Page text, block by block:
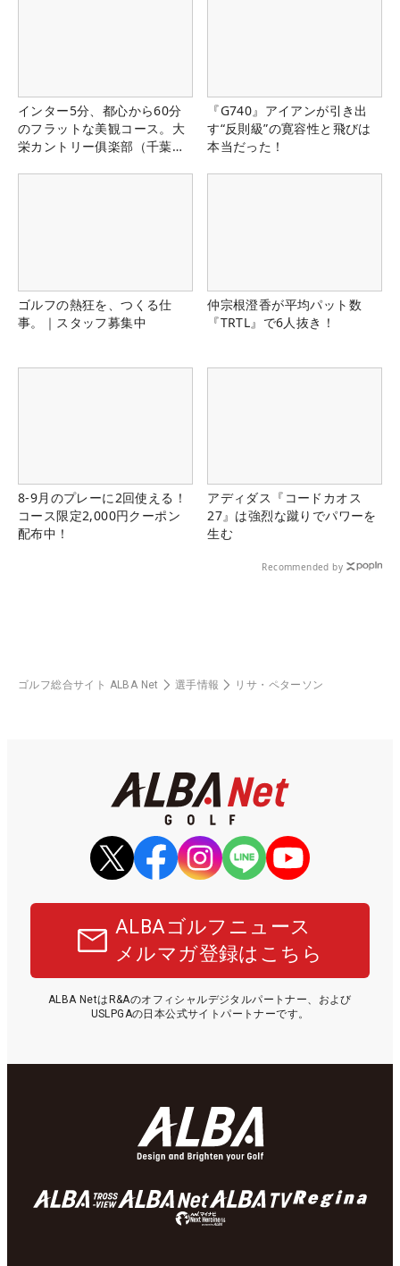
インター5分、都心から60分
のフラットな美観コース。大
栄カントリー俱楽部（千葉
『G740』アイアンが引き出
す“反則級”の寛容性と飛びは
本当だった！
ゴルフの熱狂を、つくる仕
事。｜スタッフ募集中
仲宗根澄香が平均パット数
『TRTL』で6人抜き！
8-9月のプレーに2回使える！
コース限定2,000円クーポン
配布中！
アディダス『コードカオス
27』は強烈な蹴りでパワーを
生む
Recommended by
ゴルフ総合サイト ALBA Net 選手情報 リサ・ペターソン
ALBAゴルフニュース
メルマガ登録はこちら
ALBA NetはR&Aのオフィシャルデジタルパートナー、および
USLPGAの日本公式サイトパートナーです。